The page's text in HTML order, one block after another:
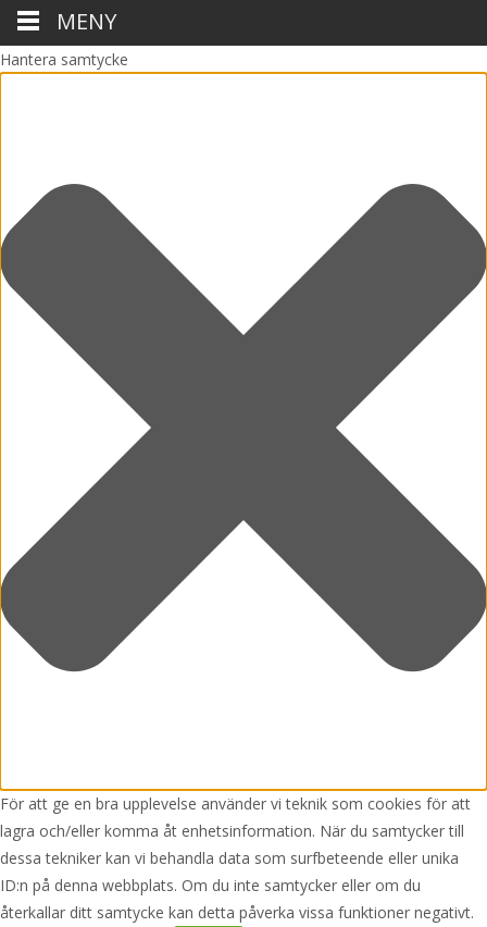
Hantera samtycke
För att ge en bra upplevelse använder vi teknik som cookies för att
lagra och/eller komma åt enhetsinformation. När du samtycker till
dessa tekniker kan vi behandla data som surfbeteende eller unika
ID:n på denna webbplats. Om du inte samtycker eller om du
återkallar ditt samtycke kan detta påverka vissa funktioner negativt.
MENY